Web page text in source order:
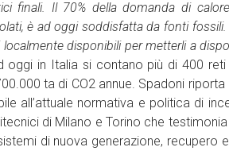
finali. Il 70% della domanda di
è ad oggi soddisfatta da fonti
disponibili per metterli a
oggi in Italia si contano più di 400
ta di CO2 annue. Spadoni
all’attuale normativa e politica di
di Milano e Torino che
di nuova generazione,